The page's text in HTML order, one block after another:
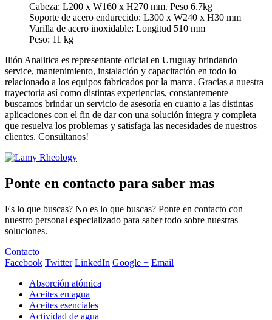
Cabeza: L200 x W160 x H270 mm. Peso 6.7kg
Soporte de acero endurecido: L300 x W240 x H30 mm
Varilla de acero inoxidable: Longitud 510 mm
Peso: 11 kg
Ilión Analitica es representante oficial en Uruguay brindando
service, mantenimiento, instalación y capacitación en todo lo
relacionado a los equipos fabricados por la marca. Gracias a nuestra
trayectoria así como distintas experiencias, constantemente
buscamos brindar un servicio de asesoría en cuanto a las distintas
aplicaciones con el fin de dar con una solución íntegra y completa
que resuelva los problemas y satisfaga las necesidades de nuestros
clientes. Consúltanos!
Ponte en contacto para saber mas
Es lo que buscas? No es lo que buscas? Ponte en contacto con
nuestro personal especializado para saber todo sobre nuestras
soluciones.
Contacto
Facebook Twitter LinkedIn Google + Email
Absorción atómica
Aceites en agua
Aceites esenciales
Actividad de agua